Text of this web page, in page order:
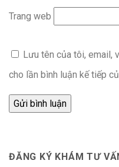
Trang web
Lưu tên của tôi, email,
cho lần bình luận kế tiếp
ĐĂNG KÝ KHÁM TƯ